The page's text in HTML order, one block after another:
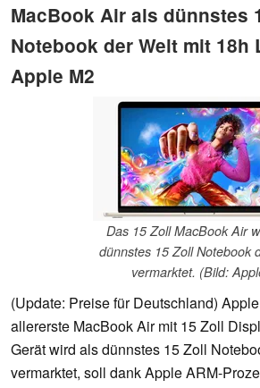
MacBook Air als dünnstes
Notebook der Welt mit 18h
Apple M2
Das 15 Zoll MacBook Air
dünnstes 15 Zoll Notebook
vermarktet. (Bild:
(Update: Preise für Deutschland)
allererste MacBook Air mit 15 Zoll
Gerät wird als dünnstes 15 Zoll
vermarktet, soll dank Apple ARM-